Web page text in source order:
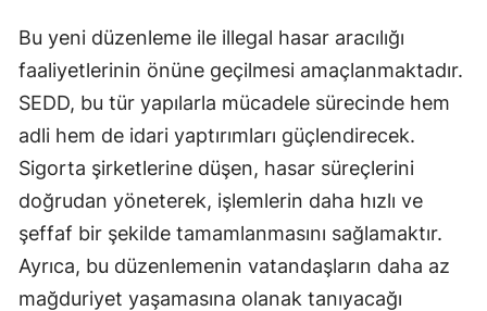
Malatya
Manisa
Mardin
Muğla
Bu yeni düzenleme ile illegal hasar aracılığı
faaliyetlerinin önüne geçilmesi amaçlanmaktadır.
SEDD, bu tür yapılarla mücadele sürecinde hem
adli hem de idari yaptırımları güçlendirecek.
Sigorta şirketlerine düşen, hasar süreçlerini
doğrudan yöneterek, işlemlerin daha hızlı ve
şeffaf bir şekilde tamamlanmasını sağlamaktır.
Ayrıca, bu düzenlemenin vatandaşların daha az
mağduriyet yaşamasına olanak tanıyacağı